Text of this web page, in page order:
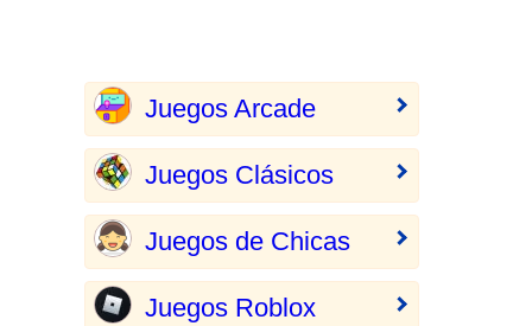
Juegos Arcade
Juegos Clásicos
Juegos de Chicas
Juegos Roblox